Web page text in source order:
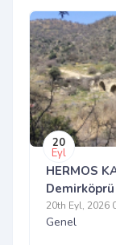
20
Eyl
HERMOS
20th Eyl, 2026
Genel